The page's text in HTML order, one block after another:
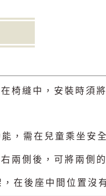
縫中，安裝時須
，需在兒童乘坐安
兩側後，可將兩側
在後座中間位置沒